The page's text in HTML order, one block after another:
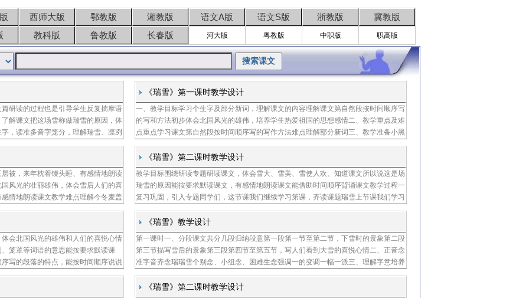
西师大版 鄂教版 湘教版 语文A版 语文S版 浙教版
冀教版
教科版 鲁教版 长春版 河大版 粤教版 中职版 职高版
陈水祥
研读的过程也是引导学生反复揣摩语
解课文把这场雪称做瑞雪的原因，体
，读准多音字笼分，理解瑞雪、凛冽
能按要求默读课文，有感情地朗读课
《瑞雪》第一课时教学设计
王鲜花
一、教学目标学习个生字及部分新词，理解课文的内容理解课文第自然段按时间顺序写
的写和方法初步体会北国风光的雄伟，培养学生热爱祖国的思想感情二、教学重点及难
点重点学习课文第自然段按时间顺序写的写作方法难点理解部分新词三、教学准备小黑
板、幻灯片、找表示时间的词四、教学过程一揭题出示课题齐读，注意瑞的翘舌音通过
课前预习
毛丽燕
被，来年枕着馒头睡、有感情地朗读
风光的壮丽雄伟，体会雪后人们的喜
情地朗读课文教学难点理解今冬麦盖
教学过程一、复习回顾、听写词语同
《瑞雪》第二课时教学设计
沈晓敏
教学目标围绕研读专题研读课文，体会雪大、雪美、雪使人欢、知道课文所以说这是场
瑞雪的原因能按要求默读课文，有感情地朗读课文能借助时间顺序背诵课文教学过程一
复习巩固，引入专题同学们，这节课我们继续学习第课，齐读课题瑞雪上节课我们学习
了这一课的生字新词，现在就让大家来汇报一下，出示生字词瑞雪凛冽昏暗霎时间笼罩
分外耀眼
会北国风光的雄伟和人们的喜悦心情
笼罩等词语的意思能按要求默读课
写的段落的特点，能按时间顺序说说
读按时间顺序写的段落难点理解今冬
《瑞雪》教学设计
第一课时一、分段课文共分几段归纳段意第一段第一节至第二节，下雪时的景象第二段
第三节描写雪后的景象第三段第四节至第五节，写人们看到大雪的喜悦心情二、正音念
准字音齐念瑞瑞雪个别念、小组念、困难生念强调一的变调一幅一派三、理解字意培养
学生使用工具书的能力要求看懂一个，在生字表里打组同学上讲台接受老师辅导、组找
小伙伴讨
《瑞雪》第二课时教学设计